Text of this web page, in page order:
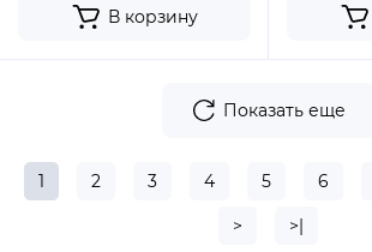
В корзину
Показать еще
1 2 3 4 5 6
> >|